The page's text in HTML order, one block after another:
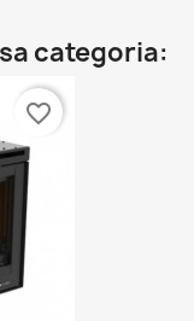
categoria:
favorite_border